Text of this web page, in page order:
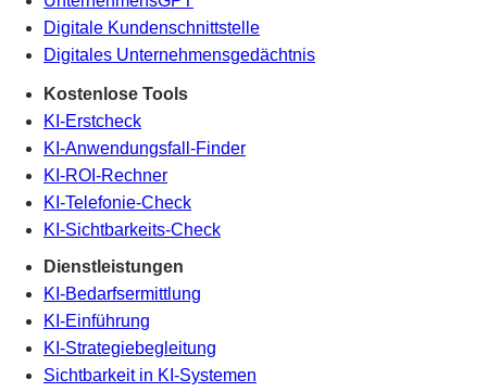
Digitale Kundenschnittstelle
Digitales Unternehmensgedächtnis
Kostenlose Tools
KI-Erstcheck
KI-Anwendungsfall-Finder
KI-ROI-Rechner
KI-Telefonie-Check
KI-Sichtbarkeits-Check
Dienstleistungen
KI-Bedarfsermittlung
KI-Einführung
KI-Strategiebegleitung
Sichtbarkeit in KI-Systemen